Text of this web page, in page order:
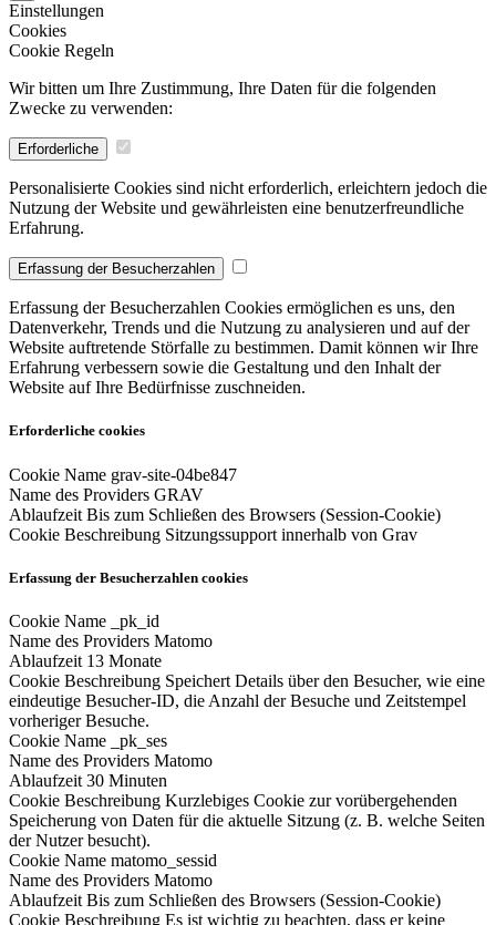
Einstellungen
Cookies
Cookie Regeln
Wir bitten um Ihre Zustimmung, Ihre Daten für die folgenden
Zwecke zu verwenden:
Erforderliche
Personalisierte Cookies sind nicht erforderlich, erleichtern jedoch die
Nutzung der Website und gewährleisten eine benutzerfreundliche
Erfahrung.
Erfassung der Besucherzahlen
Erfassung der Besucherzahlen Cookies ermöglichen es uns, den
Datenverkehr, Trends und die Nutzung zu analysieren und auf der
Website auftretende Störfalle zu bestimmen. Damit können wir Ihre
Erfahrung verbessern sowie die Gestaltung und den Inhalt der
Website auf Ihre Bedürfnisse zuschneiden.
Erforderliche cookies
Cookie Name grav-site-04be847
Name des Providers GRAV
Ablaufzeit Bis zum Schließen des Browsers (Session-Cookie)
Cookie Beschreibung Sitzungssupport innerhalb von Grav
Erfassung der Besucherzahlen cookies
Cookie Name
_pk_id
Name des Providers Matomo
Ablaufzeit 13 Monate
Cookie Beschreibung Speichert Details über den Besucher, wie eine
eindeutige Besucher-ID, die Anzahl der Besuche und Zeitstempel
vorheriger Besuche.
Cookie Name
_pk_ses
Name des Providers Matomo
Ablaufzeit 30 Minuten
Cookie Beschreibung Kurzlebiges Cookie zur vorübergehenden
Speicherung von Daten für die aktuelle Sitzung (z. B. welche Seiten
der Nutzer besucht).
Cookie Name matomo_sessid
Name des Providers Matomo
Ablaufzeit Bis zum Schließen des Browsers (Session-Cookie)
Cookie Beschreibung Es ist wichtig zu beachten, dass er keine